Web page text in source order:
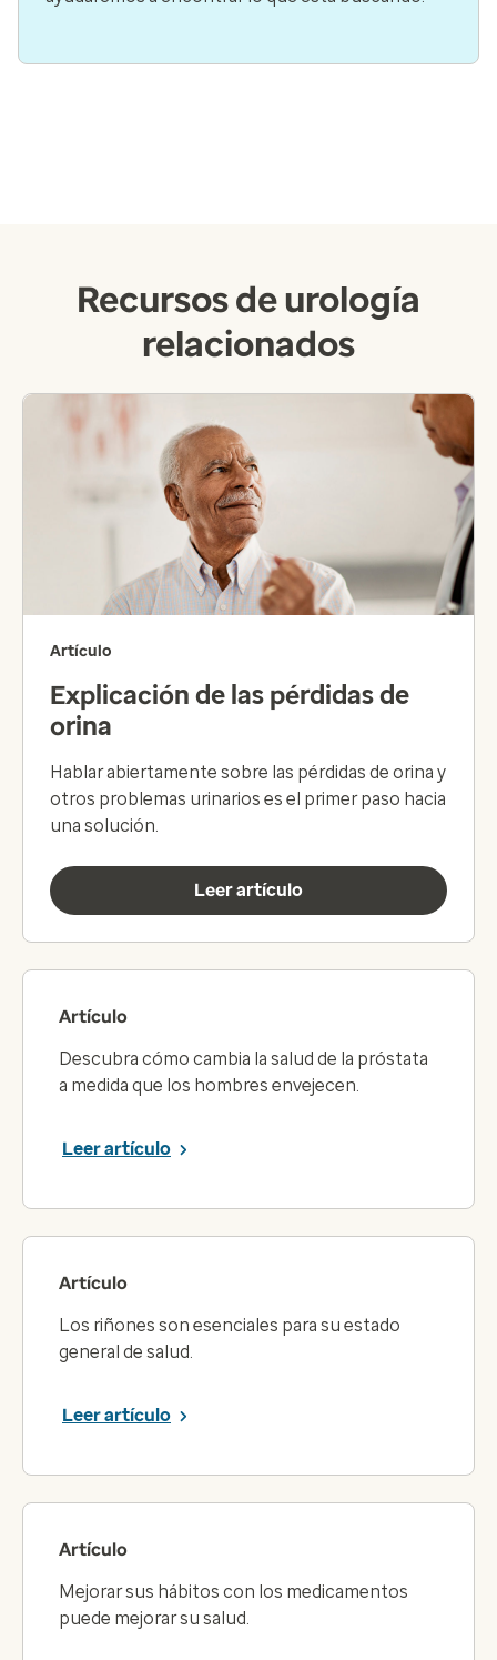
Recursos de urología
relacionados
Artículo
Explicación de las pérdidas de
orina
Hablar abiertamente sobre las pérdidas de orina y
otros problemas urinarios es el primer paso hacia
una solución.
Leer artículo
Artículo
Descubra cómo cambia la salud de la próstata
a medida que los hombres envejecen.
Leer artículo
Artículo
Los riñones son esenciales para su estado
general de salud.
Leer artículo
Artículo
Mejorar sus hábitos con los medicamentos
puede mejorar su salud.